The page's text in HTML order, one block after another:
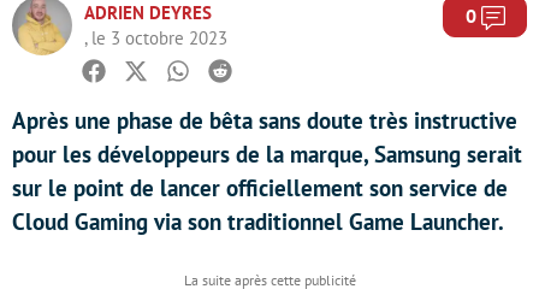
ADRIEN DEYRES
, le 3 octobre 2023
0
Facebook
TwitterWhatsapp
Reddit
Après une phase de bêta sans doute très instructive
pour les développeurs de la marque, Samsung serait
sur le point de lancer officiellement son service de
Cloud Gaming via son traditionnel Game Launcher.